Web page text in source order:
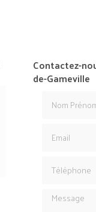
Contactez-
de-Gameville
Message